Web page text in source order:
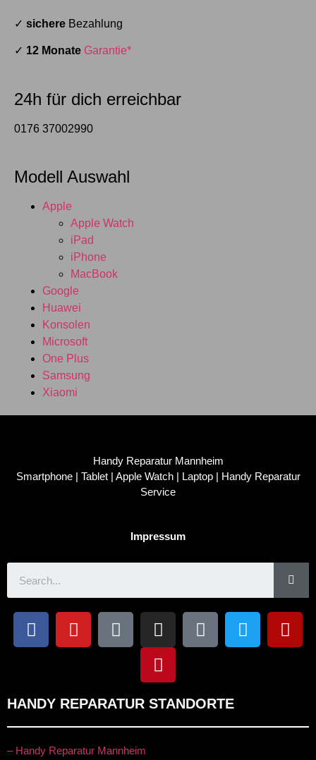
✓ sichere Bezahlung
✓ 12 Monate Garantie*
24h für dich erreichbar
0176 37002990
Modell Auswahl
Apple
Apple Watch
iPad
iPhone
MacBook
Google
Huawei
Konsolen
Microsoft
One Plus
Samsung
Xiaomi
Handy Reparatur Mannheim
Smartphone | Tablet | Apple Watch | Laptop | Handy Reparatur
Service
Impressum
HANDY REPARATUR STANDORTE
– Handy Reparatur Mannheim